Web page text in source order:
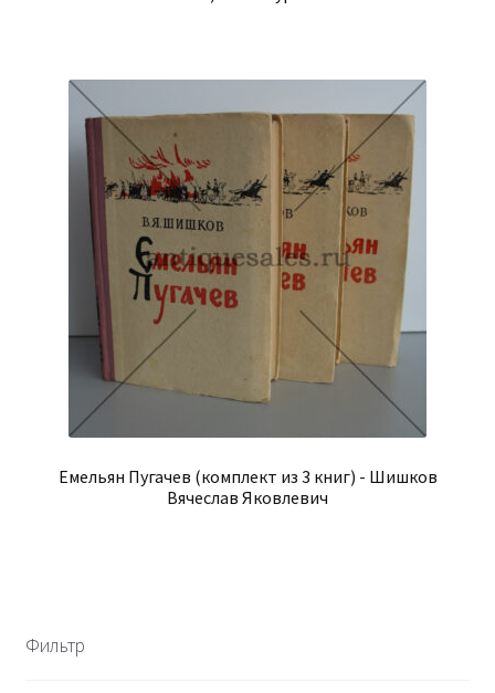
Емельян Пугачев (комплект из 3 книг) - Шишков
Вячеслав Яковлевич
Фильтр